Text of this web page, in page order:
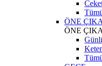
ÖNE
ÖNE